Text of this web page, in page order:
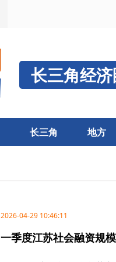
长三角经
长三角 地方
2026-04-29 10:46:11
一季度江苏社会融资规